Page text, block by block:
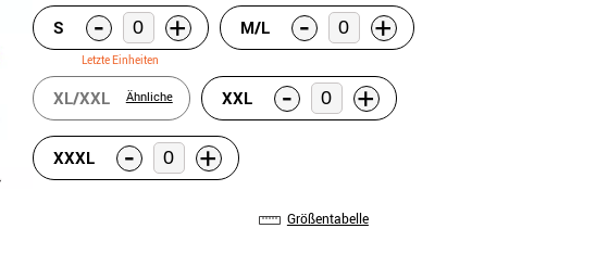
S - +
Letzte Einheiten
M/L - +
XL/XXL Ähnliche XXL - +
XXXL - +
Größentabelle